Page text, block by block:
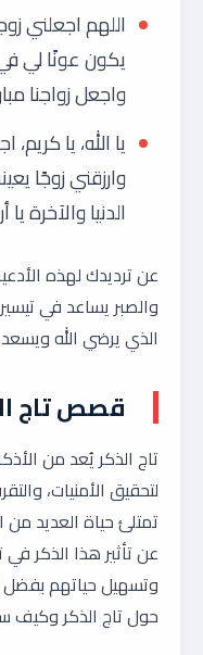
اللهم اجعلني
يكون عونًا لي في
واجعل زواجنا
يا الله، يا
وارزقني زوجًا
الدنيا والآخرة
عن ترديدك لهذه
والصبر يساعد في
الذي يرضي الله
قصص تاج
تاج الذكر يُعد من
لتحقيق الأمنيات،
تمتلئ حياة العديد
عن تأثير هذا الذكر
وتسهيل حياتهم
حول تاج الذكر وكيف